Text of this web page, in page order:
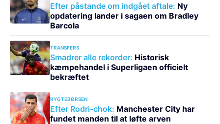
Efter påstande om indgået aftale: Ny
opdatering lander i sagaen om Bradley
Barcola
TRANSFERS
Smadrer alle rekorder: Historisk
kæmpehandel i Superligaen officielt
bekræftet
RYGTEBØRSEN
Efter Rodri-chok: Manchester City har
fundet manden til at løfte arven